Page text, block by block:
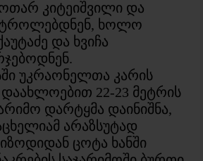
კიტეიშვილი და
ხოლო
და ხვიჩა
უკრაონელთა კარის
22-23 მეტრის
დარტყმა დაინიშნა,
არაზსუტად
ცოტა ხანში